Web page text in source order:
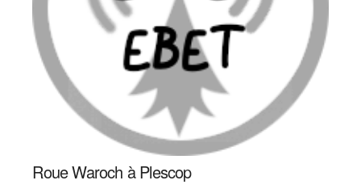
Roue Waroch à Plescop